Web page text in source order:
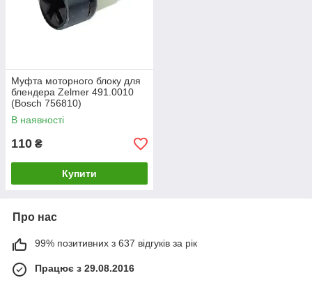
Муфта моторного блоку для
блендера Zelmer 491.0010
(Bosch 756810)
В наявності
110 ₴
Купити
Про нас
99% позитивних з 637 відгуків за рік
Працює з 29.08.2016